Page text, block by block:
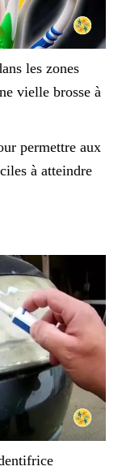
les zones
vielle brosse à
permettre aux
à atteindre